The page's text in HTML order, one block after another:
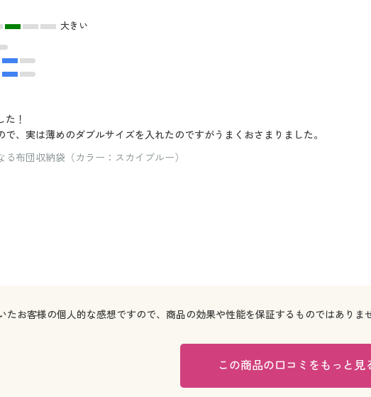
大きい
！
、実は薄めのダブルサイズを入れたのですがうまくおさまりました。
布団収納袋（カラー：スカイブルー）
お客様の個人的な感想ですので、商品の効果や性能を保証するものではありませ
この商品の口コミをもっと見